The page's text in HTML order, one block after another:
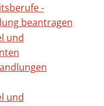
-
beantragen
und
und